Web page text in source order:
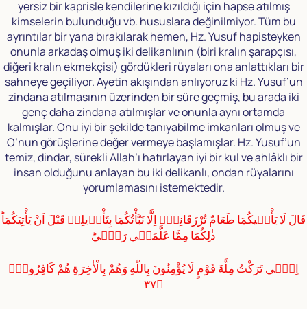
yersiz bir kaprisle kendilerine kızıldığı için hapse atılmış
kimselerin bulunduğu vb. hususlara değinilmiyor. Tüm bu
ayrıntılar bir yana bırakılarak hemen, Hz. Yusuf hapisteyken
onunla arkadaş olmuş iki delikanlının (biri kralın şarapçısı,
diğeri kralın ekmekçisi) gördükleri rüyaları ona anlattıkları bir
sahneye geçiliyor. Ayetin akışından anlıyoruz ki Hz. Yusuf’un
zindana atılmasının üzerinden bir süre geçmiş, bu arada iki
genç daha zindana atılmışlar ve onunla aynı ortamda
kalmışlar. Onu iyi bir şekilde tanıyabilme imkanları olmuş ve
O’nun görüşlerine değer vermeye başlamışlar. Hz. Yusuf’un
temiz, dindar, sürekli Allah’ı hatırlayan iyi bir kul ve ahlâklı bir
insan olduğunu anlayan bu iki delikanlı, ondan rüyalarını
yorumlamasını istemektedir.
قَالَ لَا يَأْتٖيكُمَا طَعَامٌ تُرْزَقَانِهٖٓ اِلَّا نَبَّأْتُكُمَا بِتَأْوٖيلِهٖ قَبْلَ اَنْ يَأْتِيَكُمَاؕ
ذٰلِكُمَا مِمَّا عَلَّمَنٖي رَبّٖيؕ
اِنّٖي تَرَكْتُ مِلَّةَ قَوْمٍ لَا يُؤْمِنُونَ بِاللّٰهِ وَهُمْ بِالْاٰخِرَةِ هُمْ كَافِرُونَۙ
﴿٣٧